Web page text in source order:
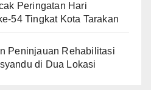
Peringatan Hari
54 Tingkat Kota Tarakan
Peninjauan Rehabilitasi
di Dua Lokasi